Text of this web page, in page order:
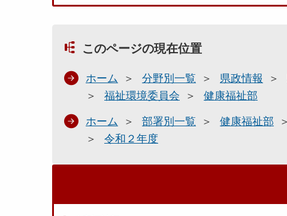
このページの現在位置
ホーム 分野別一覧 県政情報
福祉環境委員会
健康福祉部
ホーム 部署別一覧 健康福祉部
令和２年度